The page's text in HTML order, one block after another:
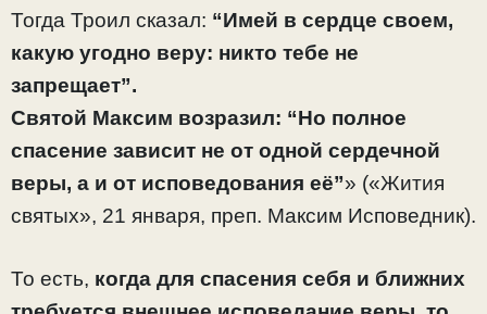
Тогда Троил сказал: “Имей в сердце своем,
какую угодно веру: никто тебе не
запрещает”.
Святой Максим возразил: “Но полное
спасение зависит не от одной сердечной
веры, а и от исповедования её”» («Жития
святых», 21 января, преп. Максим Исповедник).
То есть, когда для спасения себя и ближних